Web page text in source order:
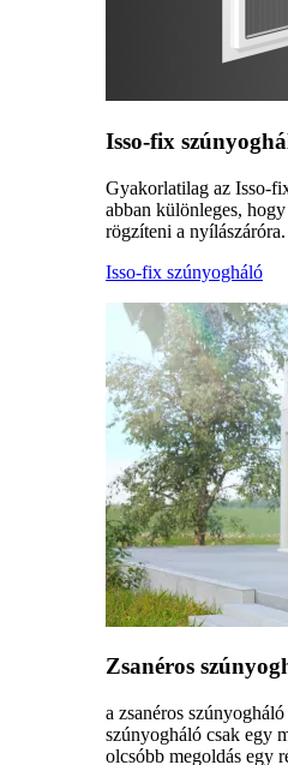
Isso-fix
Gyakorlatilag az Isso-
abban különleges,
rögzíteni a nyílászáróra.
Isso-fix szúnyogháló
Zsanéros
a zsanéros
szúnyogháló csak egy
olcsóbb megoldás egy